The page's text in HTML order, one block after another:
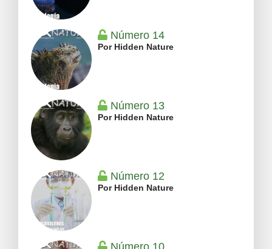
Número 14
Por Hidden Nature
Número 13
Por Hidden Nature
Número 12
Por Hidden Nature
Número 10